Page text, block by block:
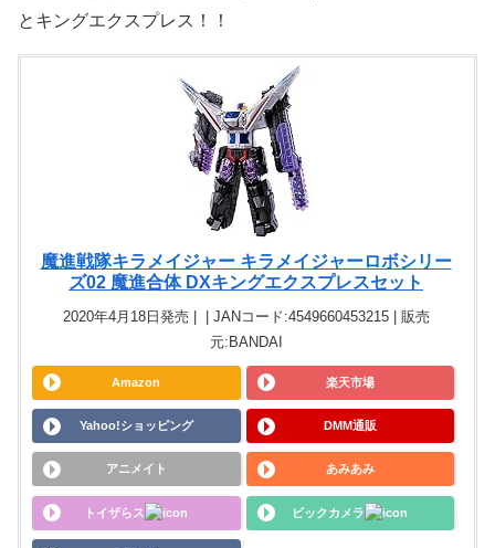
とキングエクスプレス！！
魔進戦隊キラメイジャー キラメイジャーロボシリー
ズ02 魔進合体 DXキングエクスプレスセット
2020年4月18日発売 | | JANコード:4549660453215 | 販売
元:BANDAI
Amazon 楽天市場
Yahoo!ショッピング DMM通販
アニメイト あみあみ
トイザらス ビックカメラ